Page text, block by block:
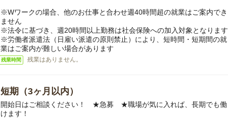
※Wワークの場合、他のお仕事と合わせ週40時間超の就業はご案内でき
ません
※法令に基づき、週20時間以上勤務は社会保険への加入対象となります
※労働者派遣法（日雇い派遣の原則禁止）により、短時間・短期間の就
業はご案内が難しい場合があります
残業時間 残業はありません。
短期（3ヶ月以内）
開始日はご相談ください！ ★急募 ★職場が気に入れば、長期でも働
けます！